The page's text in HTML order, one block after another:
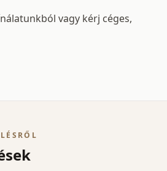
vagy kérj céges,